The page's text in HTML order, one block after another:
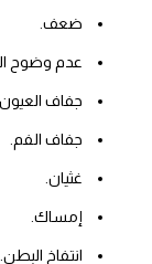
ضعف.
عدم وضوح
جفاف العيون.
جفاف الفم.
غثيان.
إمساك.
انتفاخ البطن.